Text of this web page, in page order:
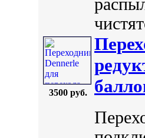
3500 руб.